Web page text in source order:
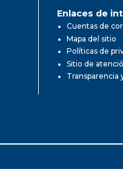
Enlaces de
Cuentas de
Mapa del sitio
Políticas de
Sitio de
Transparencia